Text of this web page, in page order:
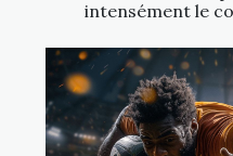
intensément le